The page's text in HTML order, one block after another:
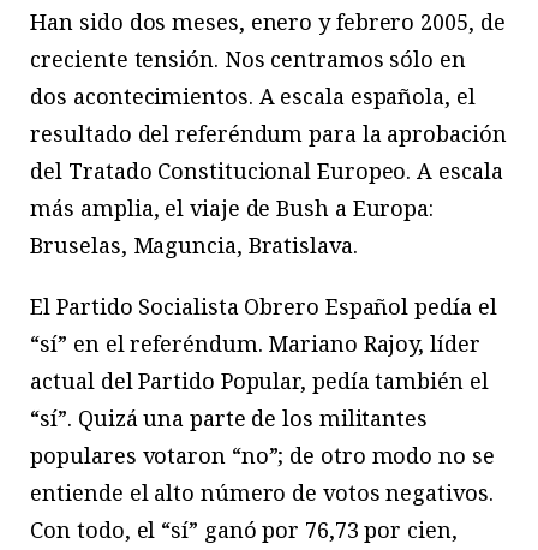
Han sido dos meses, enero y febrero 2005, de
creciente tensión. Nos centramos sólo en
dos acontecimientos. A escala española, el
resultado del referéndum para la aprobación
del Tratado Constitucional Europeo. A escala
más amplia, el viaje de Bush a Europa:
Bruselas, Maguncia, Bratislava.
El Partido Socialista Obrero Español pedía el
“sí” en el referéndum. Mariano Rajoy, líder
actual del Partido Popular, pedía también el
“sí”. Quizá una parte de los militantes
populares votaron “no”; de otro modo no se
entiende el alto número de votos negativos.
Con todo, el “sí” ganó por 76,73 por cien,